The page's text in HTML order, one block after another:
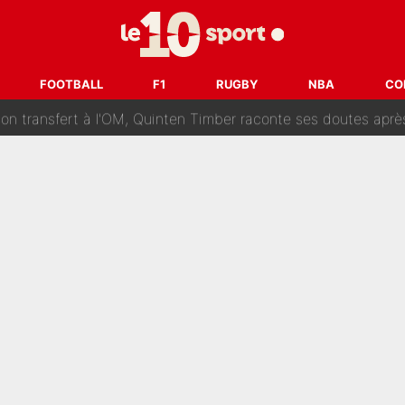
FOOTBALL F1 RUGBY NBA
un très gros contrat : Une marque «inattendue» va
: Le FC Barcelone prend la parole alors qu'un transfert
transfert à l'OM, Quinten Timber raconte ses doutes